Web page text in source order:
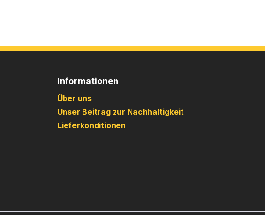
Informationen
Über uns
Unser Beitrag zur Nachhaltigkeit
Lieferkonditionen